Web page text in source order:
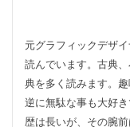
元グラフィックデザ
読んでいます。古典
典を多く読みます。
逆に無駄な事も大好
歴は長いが、その腕